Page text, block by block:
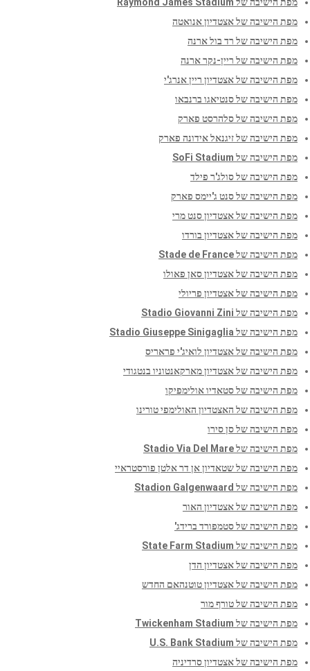
מפת הישיבה של אצטדיון אנואטה
מפת הישיבה של רד בול ארנה
מפת הישיבה של ריין-נקר ארנה
מפת הישיבה של אצטדיון ריין אנרג'י
מפת הישיבה של סנטיאגו ברנבאו
מפת הישיבה של סלהרסט פארק
מפת הישיבה של זיגנאל אידונה פארק
מפת הישיבה של SoFi Stadium
מפת הישיבה של סולג'ר פילד
מפת הישיבה של סנט ג'יימס פארק
מפת הישיבה של אצטדיון סנט מרי
מפת הישיבה של אצטדיון בורדו
מפת הישיבה של Stade de France
מפת הישיבה של אצטדיון סאן פאולו
מפת הישיבה של אצטדיון פריולי
מפת הישיבה של Stadio Giovanni Zini
מפת הישיבה של Stadio Giuseppe Sinigaglia
מפת הישיבה של אצטדיון לואיג'י פראריס
מפת הישיבה של אצטדיון מארקאנטוניו בנטגודי
מפת הישיבה של סטאדיו אולימפיקו
מפת הישיבה של האצטדיון האולימפי טורינו
מפת הישיבה של סן סירו
מפת הישיבה של Stadio Via Del Mare
מפת הישיבה של שטאדיון אן דר אלטן פורסטראיי
מפת הישיבה של Stadion Galgenwaard
מפת הישיבה של אצטדיון האור
מפת הישיבה של סטמפורד ברידג'
מפת הישיבה של State Farm Stadium
מפת הישיבה של אצטדיון הדן
מפת הישיבה של אצטדיון טוטנהאם החדש
מפת הישיבה של טורף מור
מפת הישיבה של Twickenham Stadium
מפת הישיבה של U.S. Bank Stadium
מפת הישיבה של אצטדיון סרדיניה